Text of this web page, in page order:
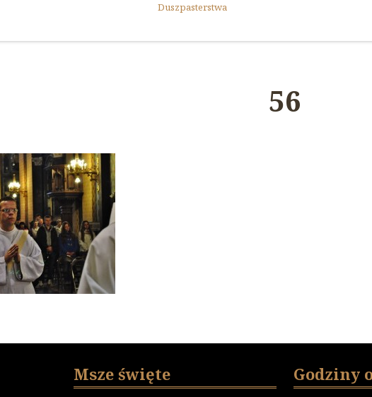
Duszpasterstwa
56
Msze święte Godziny